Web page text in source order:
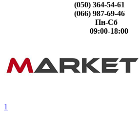
(050) 364-54-61
(066) 987-69-46
Пн-Сб
09:00-18:00
1